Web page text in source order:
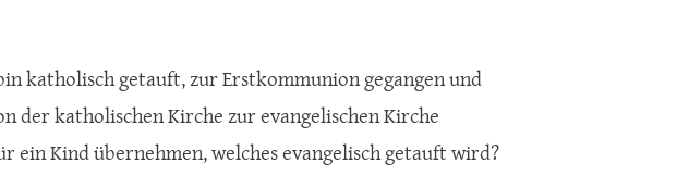
katholisch getauft, zur Erstkommunion gegangen und
der katholischen Kirche zur evangelischen Kirche
ein Kind übernehmen, welches evangelisch getauft wird?